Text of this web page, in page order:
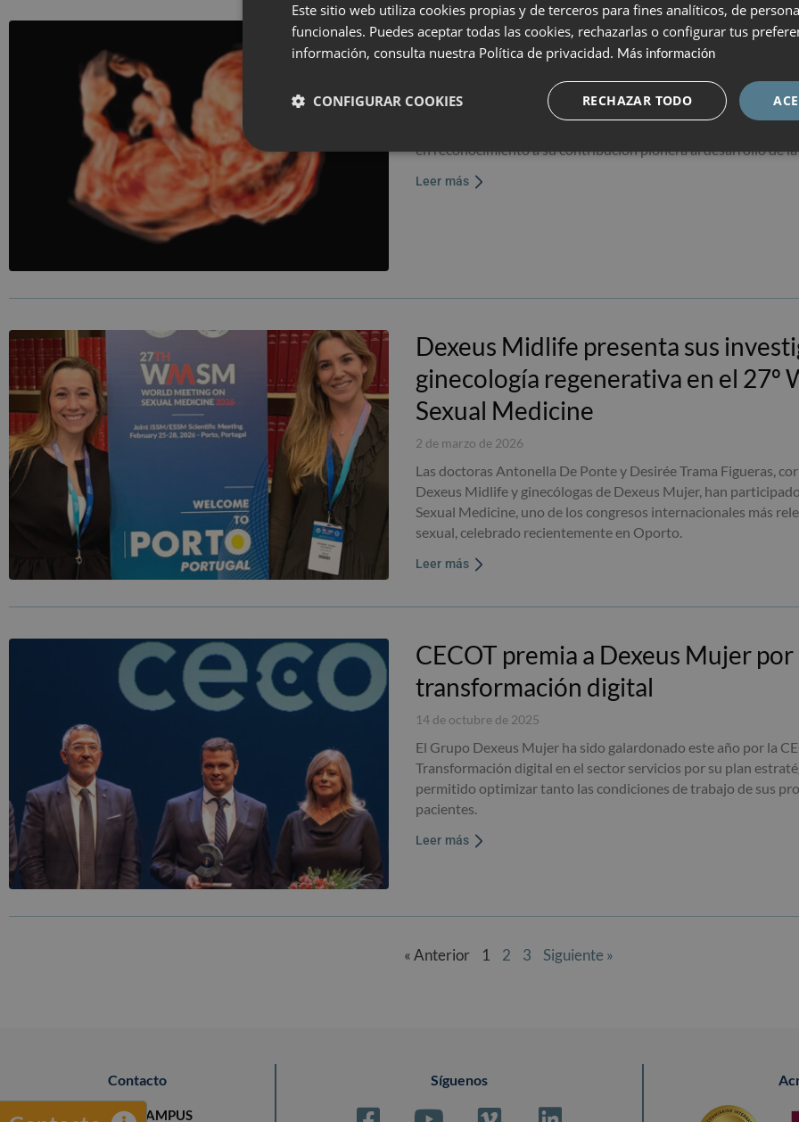
La Fundación Dexeus Mujer premia
Nicolaides, pionero mundial de la
25 de marzo de 2026
La Fundación Dexeus Mujer ha concedido su XX Premio
en reconocimiento a su contribución pionera al desarrollo de
Leer más
Dexeus Midlife presenta sus
ginecología regenerativa en el 27º
Sexual Medicine
2 de marzo de 2026
Las doctoras Antonella De Ponte y Desirée Trama Figueras,
Dexeus Midlife y ginecólogas de Dexeus Mujer, han
Sexual Medicine, uno de los congresos internacionales más
sexual, celebrado recientemente en Oporto.
Leer más
CECOT premia a Dexeus Mujer por
transformación digital
14 de octubre de 2025
El Grupo Dexeus Mujer ha sido galardonado este año por la
Transformación digital en el sector servicios por su plan
permitido optimizar tanto las condiciones de trabajo de sus
pacientes.
Leer más
« Anterior 1 2 3 Siguiente »
Contacto
DEXEUS CAMPUS
Síguenos
Este sitio web utiliza cookies propias y de terceros para fines analíticos, de
funcionales. Puedes aceptar todas las cookies, rechazarlas o configurar tus
información, consulta nuestra Política de privacidad. Más información
RECHAZAR TODO
CONFIGURAR COOKIES